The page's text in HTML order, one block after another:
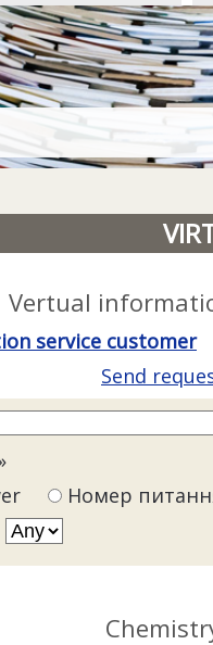
Vertual
service customer
Send
Номер